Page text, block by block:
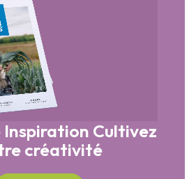
Inspiration Cultivez
créativité